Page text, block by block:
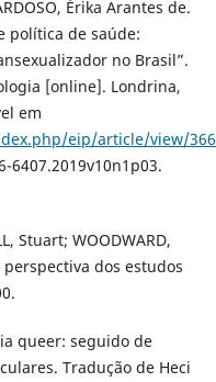
Érika Arantes de.
política de saúde:
no Brasil”.
[online]. Londrina,
em
eip/article/view/
6407.2019v10n1p03.
Stuart; WOODWARD,
dos estudos
queer: seguido de
Tradução de Heci